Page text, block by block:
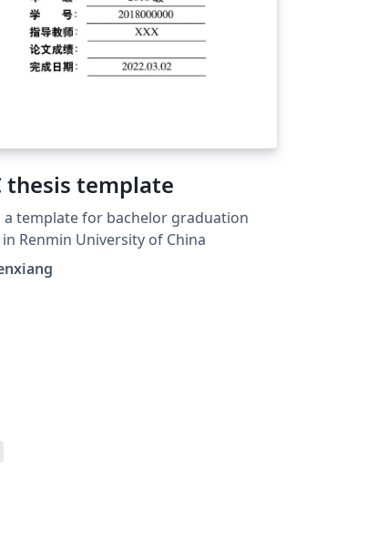
thesis template
a template for bachelor graduation
Renmin University of China